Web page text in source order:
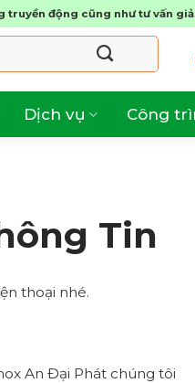
truyền động cũng như tư vấn
Dịch vụ Công
Tin
thoại nhé.
An Đại Phát chúng tôi